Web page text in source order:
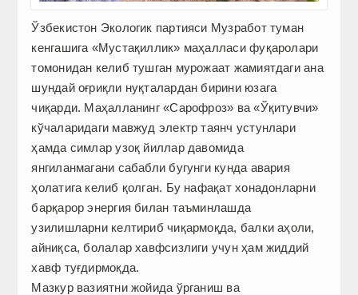
Ўзбекистон Экологик партияси Музработ туман
кенгашига «Мустақиллик» маҳалласи фуқаролари
томонидан келиб тушган мурожаат жамиятдаги ана
шундай оғриқли нуқталардан бирини юзага
чиқарди. Маҳалланинг «Сарофроз» ва «Ўқитувчи»
кўчаларидаги мавжуд электр таянч устунлари
ҳамда симлар узоқ йиллар давомида
янгиланмагани сабабли бугунги кунда авария
ҳолатига келиб қолган. Бу нафақат хонадонларни
барқарор энергия билан таъминлашда
узилишларни келтириб чиқармоқда, балки аҳоли,
айниқса, болалар хавфсизлиги учун ҳам жиддий
хавф туғдирмоқда.
Мазкур вазиятни жойида ўрганиш ва